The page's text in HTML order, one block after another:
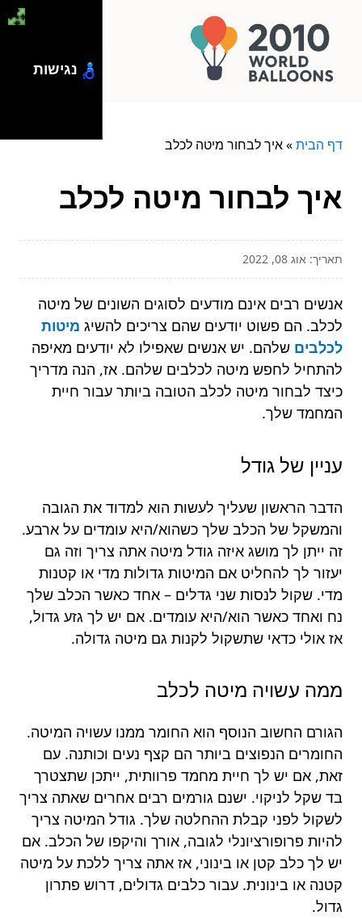
דף הבית»איך לבחור מיטה לכלב
איך לבחור מיטה לכלב
תאריך: אוג 08, 2022
אנשים רבים אינם מודעים לסוגים השונים של מיטה
לכלב. הם פשוט יודעים שהם צריכים להשיג מיטות
לכלבים שלהם. יש אנשים שאפילו לא יודעים מאיפה
להתחיל לחפש מיטה לכלבים שלהם. אז, הנה מדריך
כיצד לבחור מיטה לכלב הטובה ביותר עבור חיית
המחמד שלך.
עניין של גודל
הדבר הראשון שעליך לעשות הוא למדוד את הגובה
והמשקל של הכלב שלך כשהוא/היא עומדים על ארבע.
זה ייתן לך מושג איזה גודל מיטה אתה צריך וזה גם
יעזור לך להחליט אם המיטות גדולות מדי או קטנות
מדי. שקול לנסות שני גדלים – אחד כאשר הכלב שלך
נח ואחד כאשר הוא/היא עומדים. אם יש לך גזע גדול,
אז אולי כדאי שתשקול לקנות גם מיטה גדולה.
ממה עשויה מיטה לכלב
הגורם החשוב הנוסף הוא החומר ממנו עשויה המיטה.
החומרים הנפוצים ביותר הם קצף נעים וכותנה. עם
זאת, אם יש לך חיית מחמד פרוותית, ייתכן שתצטרך
בד שקל לניקוי. ישנם גורמים רבים אחרים שאתה צריך
לשקול לפני קבלת ההחלטה שלך. גודל המיטה צריך
להיות פרופורציונלי לגובה, אורך והיקפו של הכלב. אם
יש לך כלב קטן או בינוני, אז אתה צריך ללכת על מיטה
קטנה או בינונית. עבור כלבים גדולים, דרוש פתרון
גדול.
נגישות